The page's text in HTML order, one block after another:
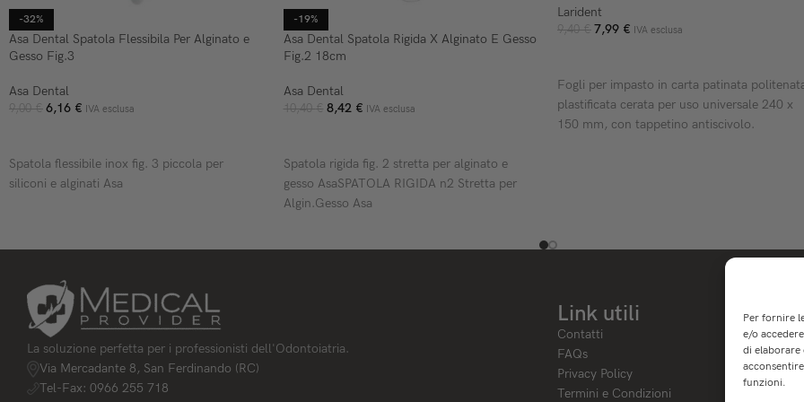
Per fornire
e/o
di elaborare
funzioni.
-32%
Asa Dental Spatola Flessibila Per Alginato e
Gesso Fig.3
Asa Dental
9,00€ 6,16 € IVA esclusa
Spatola flessibile inox fig. 3 piccola per
siliconi e alginati Asa
-19%
Asa Dental Spatola Rigida X Alginato E Gesso
Fig.2 18cm
Asa Dental
10,40€ 8,42 € IVA esclusa
Spatola rigida fig. 2 stretta per alginato e
gesso AsaSPATOLA RIGIDA n2 Stretta per
Algin.Gesso Asa
Larident
9,40€ 7,99 € IVA esclusa
Fogli per impasto in carta patinata
plastificata cerata per uso universale 240 x
150 mm, con tappetino antiscivolo.
La soluzione perfetta per i professionisti dell'Odontoiatria.
Via Mercadante 8, San Ferdinando (RC)
Tel-Fax: 0966 255 718
Link utili
Contatti
FAQs
Privacy Policy
Termini e Condizioni